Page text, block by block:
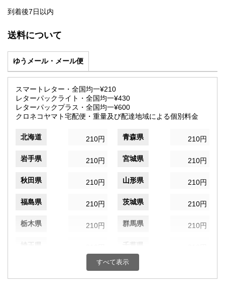
到着後7日以内
送料について
ゆうメール・メール便
スマートレター・全国均一¥210
レターパックライト・全国均一¥430
レターパックプラス・全国均一¥600
クロネコヤマト宅配便・重量及び配達地域による個別料金
北海道 210円 青森県 210円
岩手県 210円 宮城県 210円
秋田県 210円 山形県 210円
福島県 210円 茨城県 210円
栃木県 210円 群馬県 210円
埼玉県 千葉県
210円 神奈川県
すべて表示